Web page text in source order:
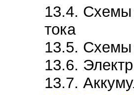
13.4. Схемы
тока
13.5. Схемы
13.6.
13.7.